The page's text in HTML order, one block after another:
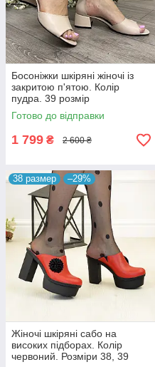
Босоніжки шкіряні жіночі із
закритою п'ятою. Колір
пудра. 39 розмір
Готово до відправки
1 799 ₴ 2 600 ₴
38 размер –29%
Жіночі шкіряні сабо на
високих підборах. Колір
червоний. Розміри 38, 39